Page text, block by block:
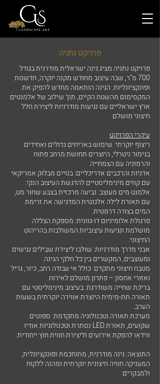
פרויקט נתניה
פרויקט נתניה מציג גינה ישראלית מודרנית בגודל
700 מ"ר, שבה עיצוב מחודש מקנה יוקרה, חדשנות
ופונקציונליות. הגינה הותאמה מחדש להפיק את
המקסימום מהשטח הקיים, תוך שילוב של אלמנטים
ארץ ישראליים עם נגיעות מודרניות ליצירת חלל
חיצוני מושלם.
עיקרי הפרויקט
ריצוף יוקרתי: שימוש באריחים גדולים ואחידים
בגימור ניטרלי, היוצרים תחושת מרחב פתוח
והרמוניה עם הצמחייה.
אדניות והרכבים אדריכליים: בנויים מבלוק אמריקאי
עם קווים מינימליסטיים להדגשת העיצוב הנקי.
אלמנט מים מעוצב: נביעה מרכזית בצבע שחור מט,
עם תאורת לילה אלגנטית המדגישה את זרימת
המים בצורה דרמטית.
פרגולת אלומיניום דו-גוונית: מספקת הצללה
מושלמת ונגיעות עיצוביות המשולבות בהריהוט
החיצוני.
אבני מדרך מודרניות: שולבו ליצירת שבילים נגישים
ומעוצבים, המקשרים בין כל חלקי הגינה.
מטבח חיצוני מתקדם: כולל אי עבודה רחב, כיור, גריל
ואזורי אחסון – פתרון מושלם לאירוח.
בריכת שחייה משודרגת: בעיצוב מינימליסטי עם
תאורה תת-מימית היוצרת אווירה יוקרתית בשעות
הערב.
מערכת תאורה וטכנולוגיה מתקדמת: ספוטים
שקועים, תאורת LED נסתרת וטכנולוגיות אודיו
ווידאו להפקת אירועים וליצירת חווית חוץ ייחודית.
התוצאה: גינה מודרנית, מתוחכמת ופונקציונלית,
המעניקה חוויה חיצונית יוקרתית ומהנה ללקוח
ולמבקרים.